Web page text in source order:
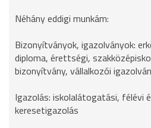
Néhány eddigi munkám:
Bizonyítványok, igazolványok:
diploma, érettségi,
bizonyítvány, vállalkozói
Igazolás: iskolalátogatási, félévi
keresetigazolás